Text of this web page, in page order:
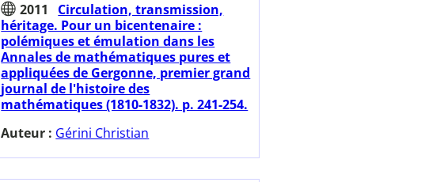
2011
Circulation, transmission,
héritage. Pour un bicentenaire :
polémiques et émulation dans les
Annales de mathématiques pures et
appliquées de Gergonne, premier grand
journal de l'histoire des
mathématiques (1810-1832). p. 241-254.
Auteur : Gérini Christian